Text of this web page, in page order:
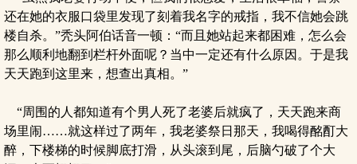
还在她的衣服口袋里发现了刻着我名字的戒指，我不信她会跳
楼自杀。”秃头阿伯话音一顿：“而且她站起来都困难，怎么会
那么顺利地翻到栏杆外面呢？当中一定还有什么原因。于是我
天天跑到这里来，想查出真相。”
“周围的人都知道有个男人死了老婆后就疯了，天天跑来商
场里闹……就这样过了两年，我老婆祭日那天，我喝得酩酊大
醉，下楼梯的时候脚底打滑，从头滚到尾，后脑勺破了个大